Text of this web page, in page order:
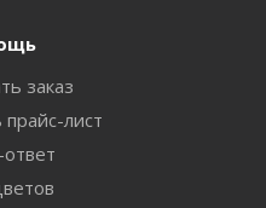
заказ
прайс-лист